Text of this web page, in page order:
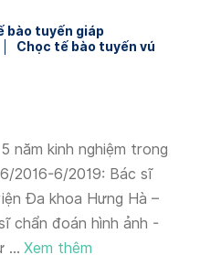
bào tuyến giáp
Chọc tế bào tuyến vú
năm kinh nghiệm trong
2016-6/2019: Bác sĩ
Đa khoa Hưng Hà –
chẩn đoán hình ảnh -
... Xem thêm